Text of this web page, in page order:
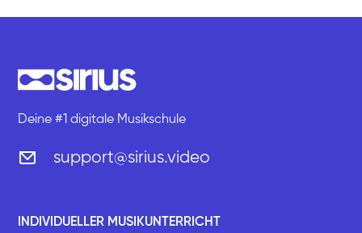
Deine #1 digitale Musikschule
support@sirius.video
INDIVIDUELLER MUSIKUNTERRICHT